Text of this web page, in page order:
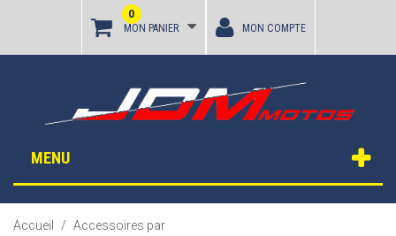
MON PANIER
0
MON COMPTE
MENU
Accueil / Accessoires par